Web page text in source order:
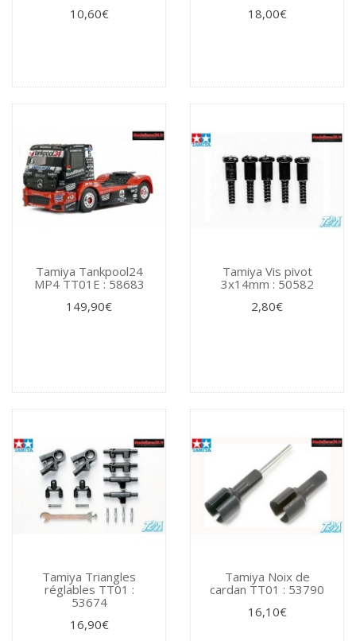
10,60€
18,00€
Tamiya Tankpool24
MP4 TT01E : 58683
149,90€
Tamiya Vis pivot
3x14mm : 50582
2,80€
Tamiya Triangles
réglables TT01 :
53674
16,90€
Tamiya Noix de
cardan TT01 : 53790
16,10€